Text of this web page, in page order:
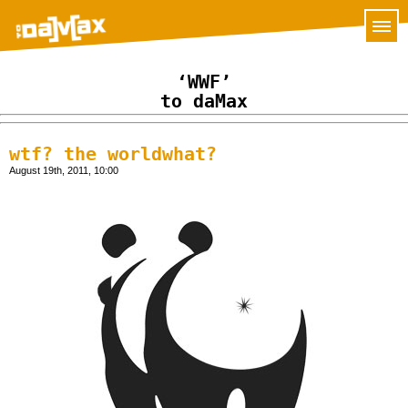
‘WWF’
to daMax
wtf? the worldwhat?
August 19th, 2011, 10:00